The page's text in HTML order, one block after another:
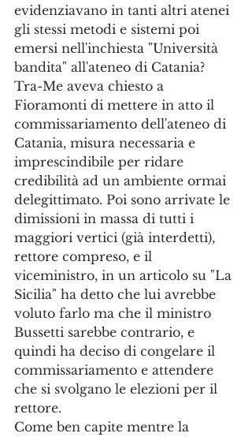
evidenziavano in tanti altri atenei
gli stessi metodi e sistemi poi
emersi nell'inchiesta "Università
bandita" all'ateneo di Catania?
Tra-Me aveva chiesto a
Fioramonti di mettere in atto il
commissariamento dell'ateneo di
Catania, misura necessaria e
imprescindibile per ridare
credibilità ad un ambiente ormai
delegittimato. Poi sono arrivate le
dimissioni in massa di tutti i
maggiori vertici (già interdetti),
rettore compreso, e il
viceministro, in un articolo su "La
Sicilia" ha detto che lui avrebbe
voluto farlo ma che il ministro
Bussetti sarebbe contrario, e
quindi ha deciso di congelare il
commissariamento e attendere
che si svolgano le elezioni per il
rettore.
Come ben capite mentre la